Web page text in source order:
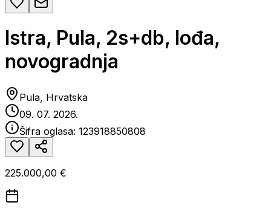
Istra, Pula, 2s+db, lođa,
novogradnja
Pula, Hrvatska
09. 07. 2026.
Šifra oglasa: 123918850808
225.000,00 €